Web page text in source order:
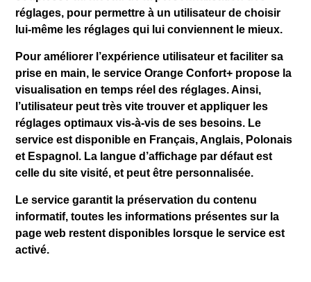
réglages, pour permettre à un utilisateur de choisir
lui-même les réglages qui lui conviennent le mieux.
Pour améliorer l’expérience utilisateur et faciliter sa
prise en main, le service Orange Confort+ propose la
visualisation en temps réel des réglages. Ainsi,
l’utilisateur peut très vite trouver et appliquer les
réglages optimaux vis-à-vis de ses besoins. Le
service est disponible en Français, Anglais, Polonais
et Espagnol. La langue d’affichage par défaut est
celle du site visité, et peut être personnalisée.
Le service garantit la préservation du contenu
informatif, toutes les informations présentes sur la
page web restent disponibles lorsque le service est
activé.